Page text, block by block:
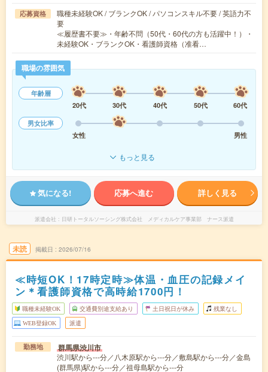
応募資格
職種未経験OK / ブランクOK / パソコンスキル不要 / 英語力不
要
≪履歴書不要≫・年齢不問（50代・60代の方も活躍中！）・
未経験OK・ブランクOK・看護師資格（准看…
職場の雰囲気
年齢層
20代
30代 40代 50代
60代
男女比率
女性
男性
もっと見る
気になる! 応募へ進む 詳しく見る
派遣会社 日研トータルソーシング株式会社 メディカルケア事業部 ナース派遣
未読 掲載日 2026/07/16
≪時短OK！17時定時≫体温・血圧の記録メイ
ン＊看護師資格で高時給1700円！
職種未経験OK 交通費別途支給あり 土日祝日が休み 残業なし
WEB登録OK 派遣
勤務地 群馬県渋川市
渋川駅から---分／八木原駅から---分／敷島駅から---分／金島
(群馬県)駅から---分／祖母島駅から---分